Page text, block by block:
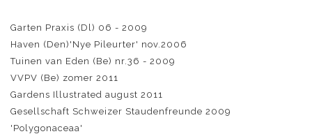
Garten Praxis (Dl) 06 - 2009
Haven (Den)'Nye Pileurter' nov.2006
Tuinen van Eden (Be) nr.36 - 2009
VVPV (Be) zomer 2011
Gardens Illustrated august 2011
Gesellschaft Schweizer Staudenfreunde 2009
'Polygonaceaa'